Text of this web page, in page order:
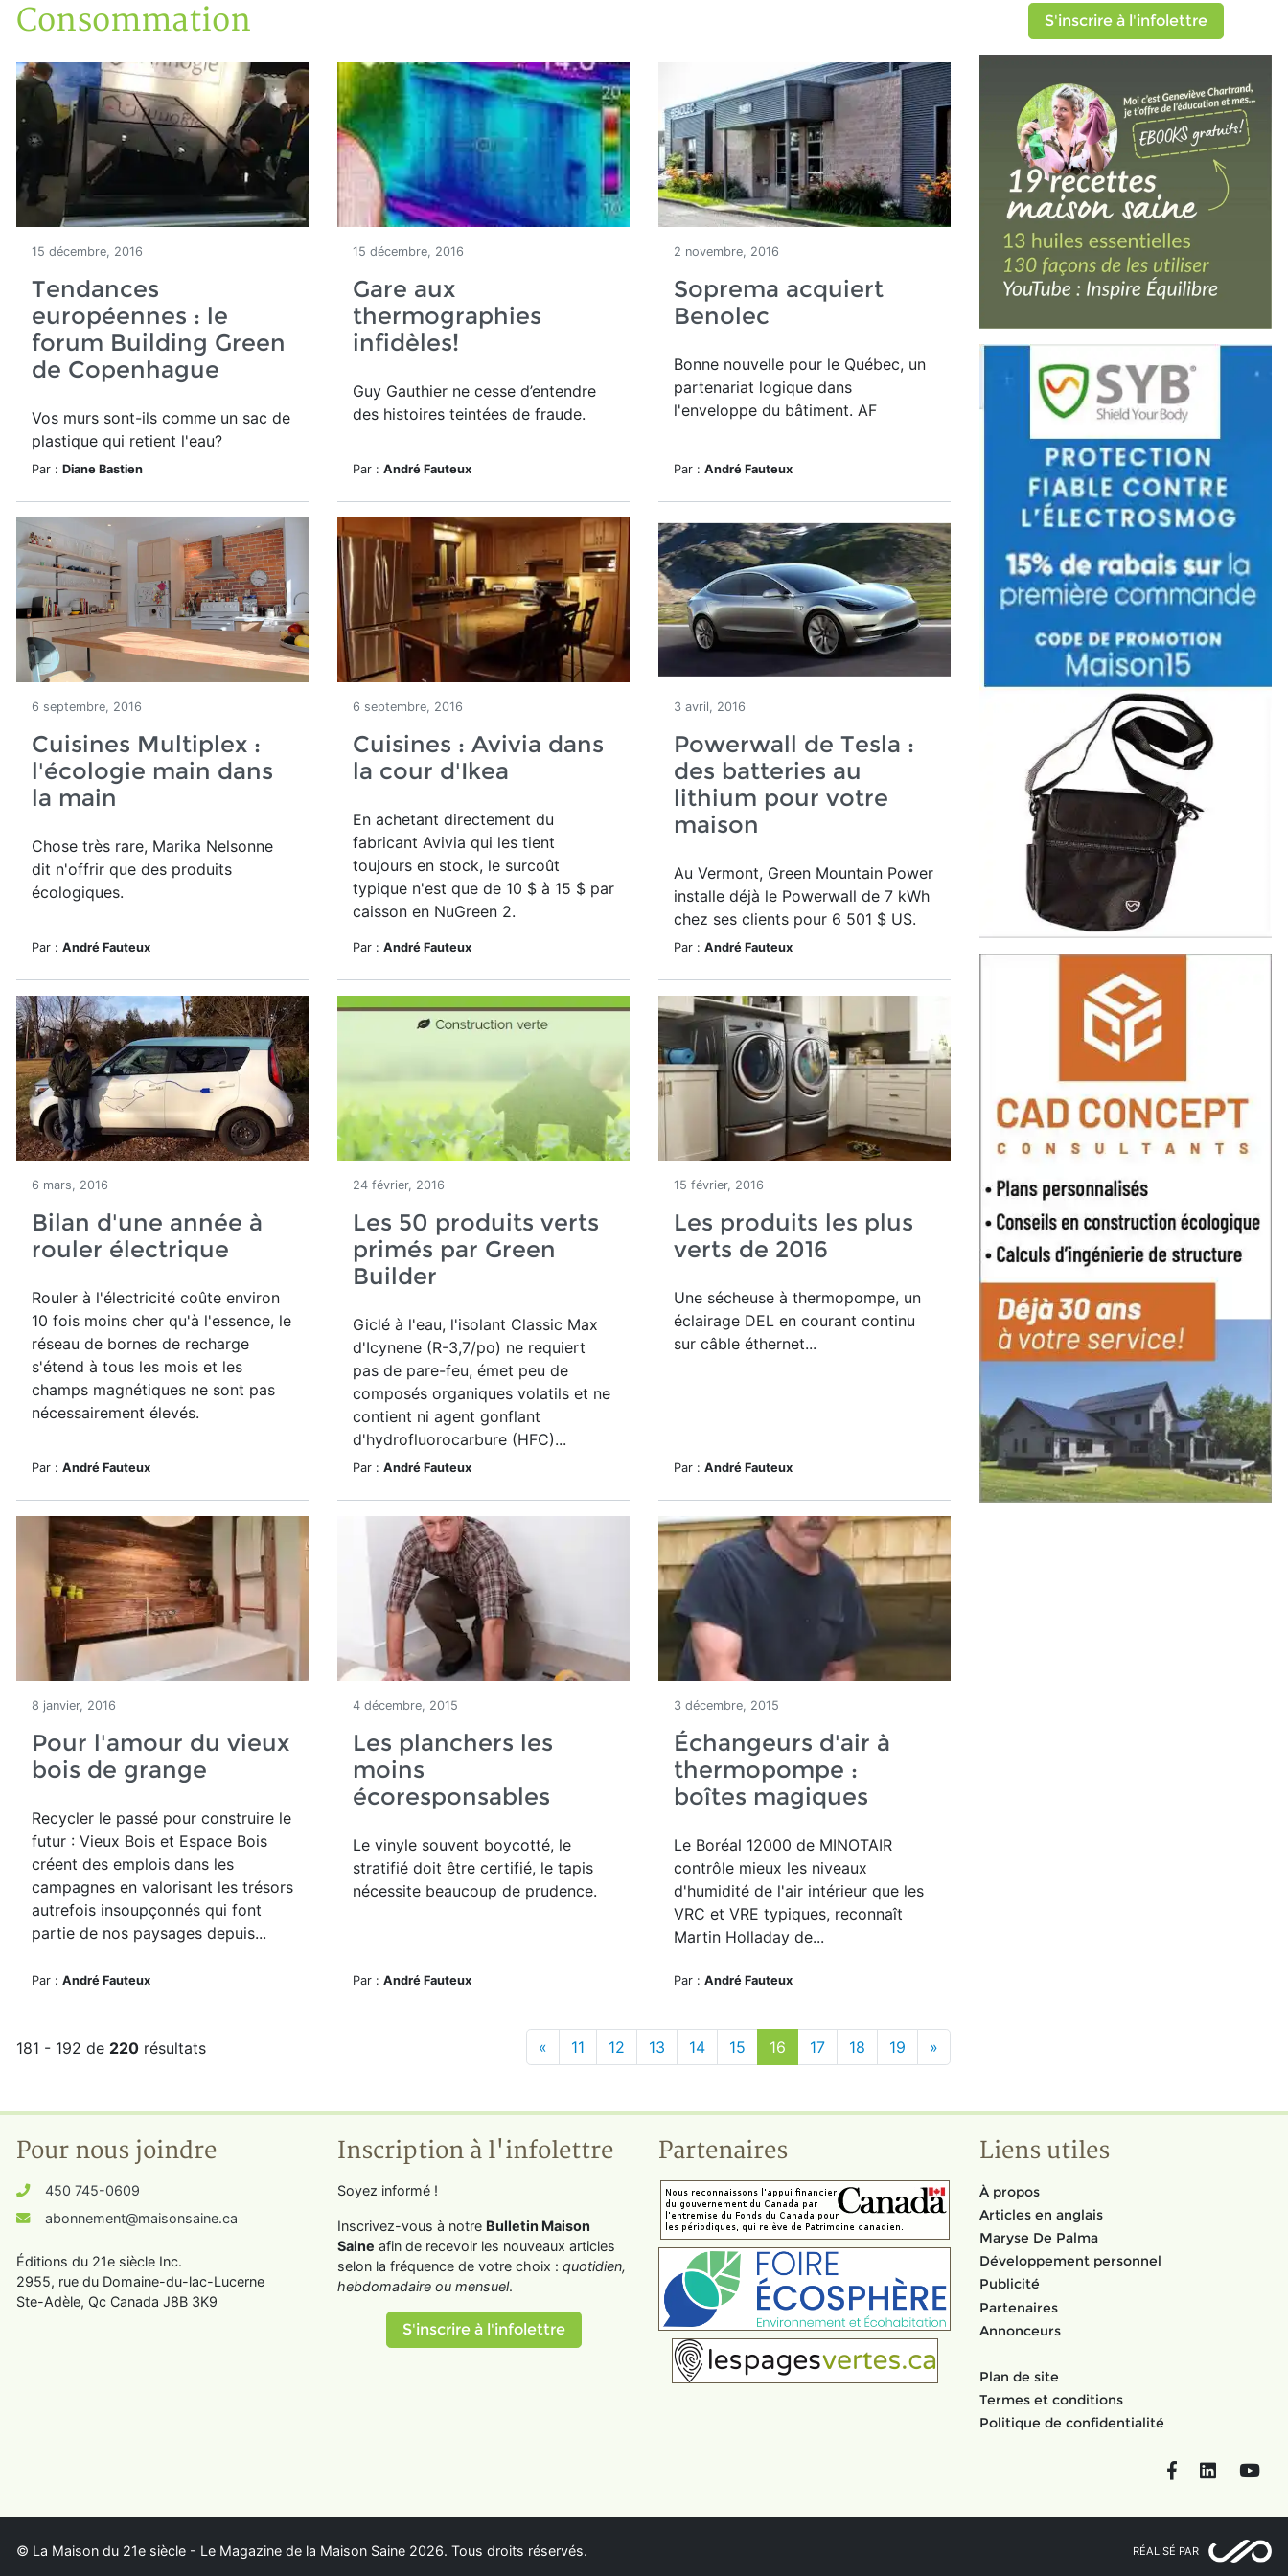
Accueil
Articles
Consommation
Consommation
15 décembre, 2016
Tendances
européennes : le
forum Building Green
de Copenhague
Vos murs sont-ils comme un sac de
plastique qui retient l'eau?
Par : Diane Bastien
15 décembre, 2016
Gare aux
thermographies
infidèles!
Guy Gauthier ne cesse d’entendre
des histoires teintées de fraude.
Par : André Fauteux
2 novembre, 2016
Soprema acquiert
Benolec
Bonne nouvelle pour le Québec, un
partenariat logique dans
l'enveloppe du bâtiment. AF
Par : André Fauteux
6 septembre, 2016
Cuisines Multiplex :
l'écologie main dans
la main
Chose très rare, Marika Nelsonne
dit n'offrir que des produits
écologiques.
Par : André Fauteux
6 septembre, 2016
Cuisines : Avivia dans
la cour d'Ikea
En achetant directement du
fabricant Avivia qui les tient
toujours en stock, le surcoût
typique n'est que de 10 $ à 15 $ par
caisson en NuGreen 2.
Par : André Fauteux
3 avril, 2016
Powerwall de Tesla :
des batteries au
lithium pour votre
maison
Au Vermont, Green Mountain Power
installe déjà le Powerwall de 7 kWh
chez ses clients pour 6 501 $ US.
Par : André Fauteux
6 mars, 2016
Bilan d'une année à
rouler électrique
Rouler à l'électricité coûte environ
10 fois moins cher qu'à l'essence, le
réseau de bornes de recharge
s'étend à tous les mois et les
champs magnétiques ne sont pas
nécessairement élevés.
Par : André Fauteux
24 février, 2016
Les 50 produits verts
primés par Green
Builder
Giclé à l'eau, l'isolant Classic Max
d'Icynene (R-3,7/po) ne requiert
pas de pare-feu, émet peu de
composés organiques volatils et ne
contient ni agent gonflant
d'hydrofluorocarbure (HFC)...
Par : André Fauteux
15 février, 2016
Les produits les plus
verts de 2016
Une sécheuse à thermopompe, un
éclairage DEL en courant continu
sur câble éthernet...
Par : André Fauteux
8 janvier, 2016
Pour l'amour du vieux
bois de grange
Recycler le passé pour construire le
futur : Vieux Bois et Espace Bois
créent des emplois dans les
campagnes en valorisant les trésors
autrefois insoupçonnés qui font
partie de nos paysages depuis...
Par : André Fauteux
4 décembre, 2015
Les planchers les
moins
écoresponsables
Le vinyle souvent boycotté, le
stratifié doit être certifié, le tapis
nécessite beaucoup de prudence.
Par : André Fauteux
3 décembre, 2015
Échangeurs d'air à
thermopompe :
boîtes magiques
Le Boréal 12000 de MINOTAIR
contrôle mieux les niveaux
d'humidité de l'air intérieur que les
VRC et VRE typiques, reconnaît
Martin Holladay de...
Par : André Fauteux
181 - 192 de 220 résultats « 11 12 13 14 15 16 17 18 19 »
S'inscrire à l'infolettre
Pour nous joindre
450 745-0609
abonnement@maisonsaine.ca
Éditions du 21e siècle Inc.
2955, rue du Domaine-du-lac-Lucerne
Ste-Adèle, Qc Canada J8B 3K9
Inscription à l'infolettre
Soyez informé !
Inscrivez-vous à notre Bulletin Maison
Saine afin de recevoir les nouveaux articles
selon la fréquence de votre choix : quotidien,
hebdomadaire ou mensuel.
S'inscrire à l'infolettre
Partenaires Liens utiles
À propos
Articles en anglais
Maryse De Palma
Développement personnel
Publicité
Partenaires
Annonceurs
Plan de site
Termes et conditions
Politique de confidentialité
FacebookLinkedIn
© La Maison du 21e siècle - Le Magazine de la Maison Saine 2026. Tous droits réservés. RÉALISÉ PAR